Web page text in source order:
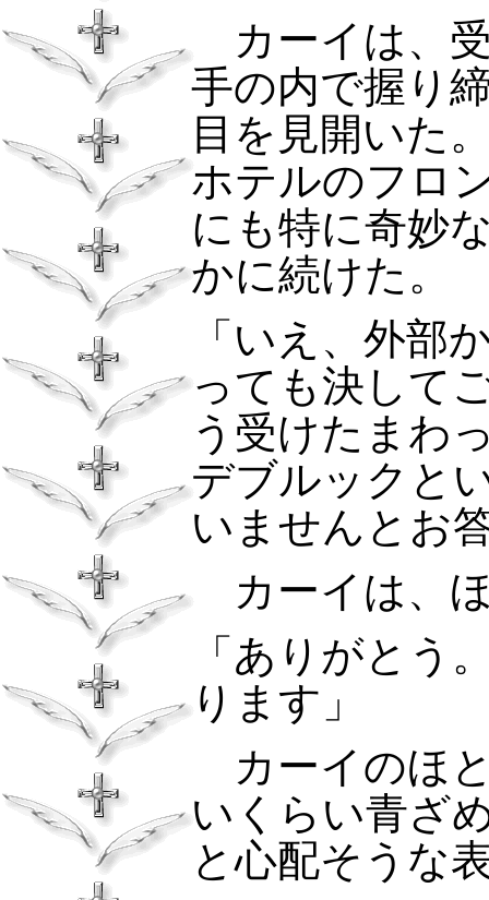
カーイは、
手の内で握り
目を見開いた
ホテルのフロ
にも特に奇妙
かに続けた。
「いえ、外部
っても決して
う受けたまわ
デブルックと
いませんとお
カーイは、
「ありがとう
ります」
カーイのほ
いくらい青ざ
と心配そうな